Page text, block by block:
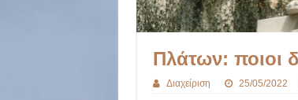
Πλάτων: ποιοι
Διαχείριση 25/05/2022